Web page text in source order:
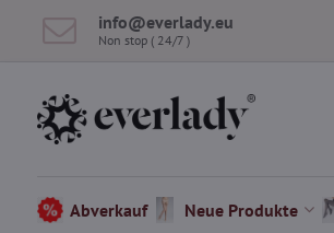
info​@everlady​.eu
Non stop ( 24/7 )
Abverkauf Neue Produkte